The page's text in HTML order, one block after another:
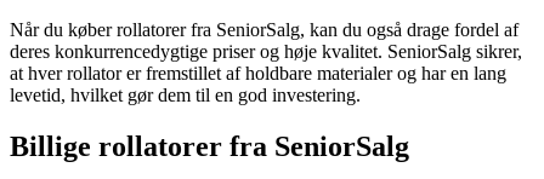
Når du køber rollatorer fra SeniorSalg, kan du også drage fordel af
deres konkurrencedygtige priser og høje kvalitet. SeniorSalg sikrer,
at hver rollator er fremstillet af holdbare materialer og har en lang
levetid, hvilket gør dem til en god investering.
Billige rollatorer fra SeniorSalg